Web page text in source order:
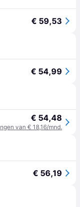
€ 59,53
€ 54,99
€ 54,48
van € 18,16/mnd.
€ 56,19